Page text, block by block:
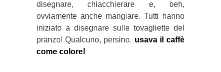
disegnare, chiacchierare e, beh,
ovviamente anche mangiare. Tutti hanno
iniziato a disegnare sulle tovagliette del
pranzo! Qualcuno, persino, usava il caffè
come colore!